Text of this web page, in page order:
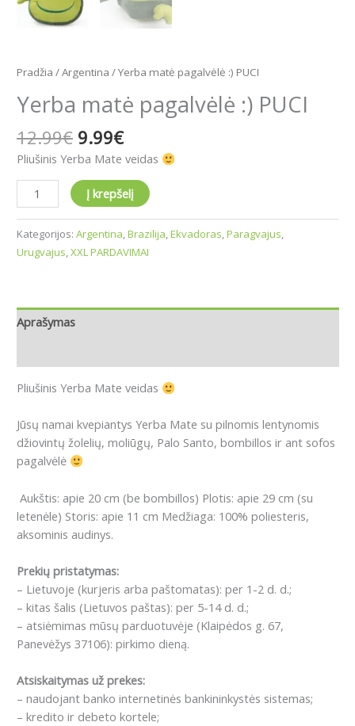
Pradžia /Argentina / Yerba matė pagalvėlė :) PUCI
Yerba matė pagalvėlė :) PUCI
12.99€ 9.99€
Pliušinis Yerba Mate veidas
Į krepšelį
Kategorijos: Argentina,Brazilija,Ekvadoras,Paragvajus,
Urugvajus,XXL PARDAVIMAI
Aprašymas
Pliušinis Yerba Mate veidas
Jūsų namai kvepiantys Yerba Mate su pilnomis lentynomis
džiovintų žolelių, moliūgų, Palo Santo, bombillos ir ant sofos
pagalvėlė
Aukštis: apie 20 cm (be bombillos) Plotis: apie 29 cm (su
letenėle) Storis: apie 11 cm Medžiaga: 100% poliesteris,
aksominis audinys.
Prekių pristatymas:
– Lietuvoje (kurjeris arba paštomatas): per 1-2 d. d.;
– kitas šalis (Lietuvos paštas): per 5-14 d. d.;
– atsiėmimas mūsų parduotuvėje (Klaipėdos g. 67,
Panevėžys 37106): pirkimo dieną.
Atsiskaitymas už prekes:
– naudojant banko internetinės bankininkystės sistemas;
– kredito ir debeto kortele;